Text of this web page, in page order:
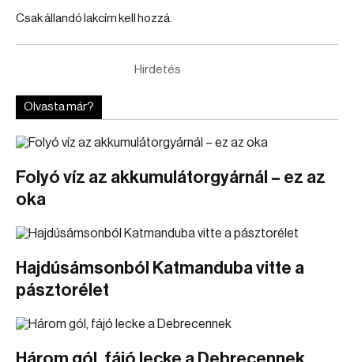
Csak állandó lakcím kell hozzá.
Hirdetés
Olvasta már?
Folyó víz az akkumulátorgyárnál – ez az
oka
Hajdúsámsonból Katmanduba vitte a
pásztorélet